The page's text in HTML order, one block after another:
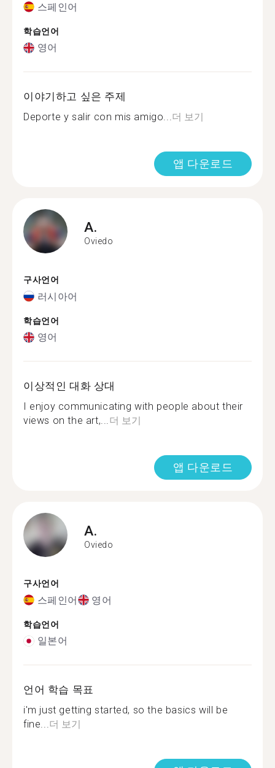
스페인어
학습언어
영어
이야기하고 싶은 주제
Deporte y salir con mis amigo...더 보기
앱 다운로드
A.
Oviedo
구사언어
러시아어
학습언어
영어
이상적인 대화 상대
I enjoy communicating with people about their
views on the art,...더 보기
앱 다운로드
A.
Oviedo
구사언어
스페인어 영어
학습언어
일본어
언어 학습 목표
i'm just getting started, so the basics will be
fine...더 보기